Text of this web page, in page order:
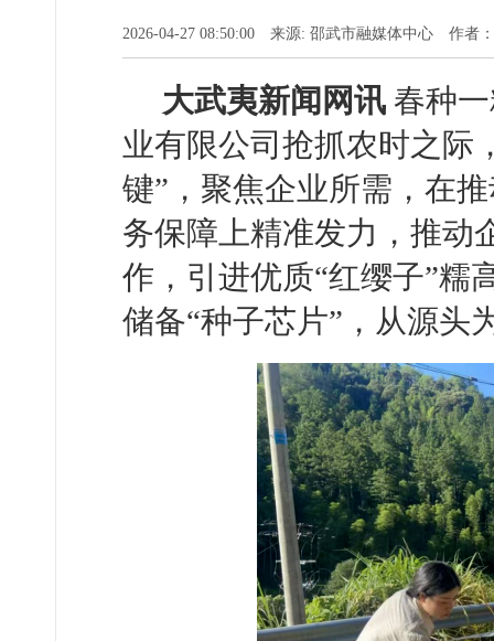
2026-04-27 08:50:00 来源: 邵武市融媒体中心 作者
大武夷新闻网讯 春种
业有限公司抢抓农时之际
键”，聚焦企业所需，在
务保障上精准发力，推动
作，引进优质“红缨子”糯
储备“种子芯片”，从源头